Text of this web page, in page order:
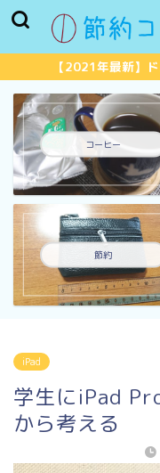
【2021年最新】
コーヒー
節約
iPad
学生にiPad
から考える